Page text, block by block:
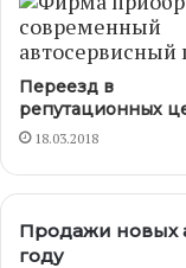
Переезд в
репутационных
18.03.2018
Продажи новых
году